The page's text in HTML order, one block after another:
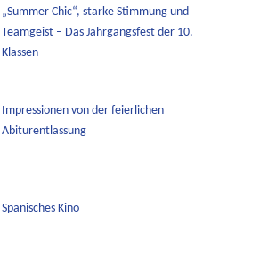
„Summer Chic“, starke Stimmung und
Teamgeist – Das Jahrgangsfest der 10.
Klassen
Impressionen von der feierlichen
Abiturentlassung
Spanisches Kino